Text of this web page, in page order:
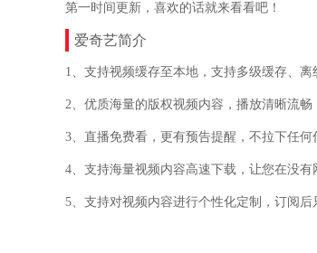
第一时间更新，喜欢的话就来看看吧！
爱奇艺简介
1、支持视频缓存至本地，支持多级缓存、离
2、优质海量的版权视频内容，播放清晰流畅
3、直播免费看，更有预告提醒，不拉下任何
4、支持海量视频内容高速下载，让您在没有
5、支持对视频内容进行个性化定制，订阅